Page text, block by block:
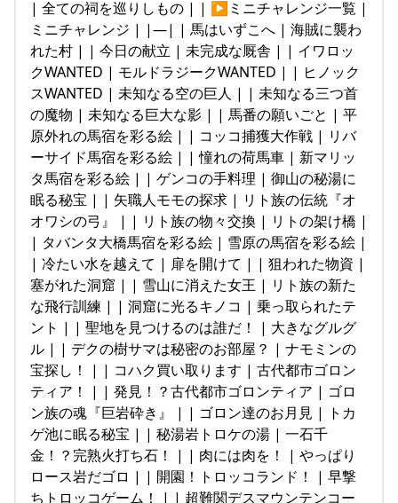
| 全ての祠を巡りしもの | | ▶ミニチャレンジ一覧 |
ミニチャレンジ | |—| | 馬はいずこへ | 海賊に襲わ
れた村 | | 今日の献立 | 未完成な厩舎 | | イワロッ
クWANTED | モルドラジークWANTED | | ヒノック
スWANTED | 未知なる空の巨人 | | 未知なる三つ首
の魔物 | 未知なる巨大な影 | | 馬番の願いごと | 平
原外れの馬宿を彩る絵 | | コッコ捕獲大作戦 | リバ
ーサイド馬宿を彩る絵 | | 憧れの荷馬車 | 新マリッ
タ馬宿を彩る絵 | | ゲンコの手料理 | 御山の秘湯に
眠る秘宝 | | 矢職人モモの探求 | リト族の伝統『オ
オワシの弓』 | | リト族の物々交換 | リトの架け橋 |
| タバンタ大橋馬宿を彩る絵 | 雪原の馬宿を彩る絵 |
| 冷たい水を越えて | 扉を開けて | | 狙われた物資 |
塞がれた洞窟 | | 雪山に消えた女王 | リト族の新た
な飛行訓練 | | 洞窟に光るキノコ | 乗っ取られたテ
ント | | 聖地を見つけるのは誰だ！ | 大きなグルグ
ル | | デクの樹サマは秘密のお部屋？ | ナモミンの
宝探し！ | | コハク買い取ります | 古代都市ゴロン
ティア！ | | 発見！？古代都市ゴロンティア | ゴロ
ン族の魂『巨岩砕き』 | | ゴロン達のお月見 | トカ
ゲ池に眠る秘宝 | | 秘湯岩トロケの湯 | 一石千
金！？完熟火打ち石！ | | 肉には肉を！ | やっぱり
ロース岩だゴロ | | 開園！トロッコランド！ | 早撃
ちトロッコゲーム！ | | 超難関デスマウンテンコー